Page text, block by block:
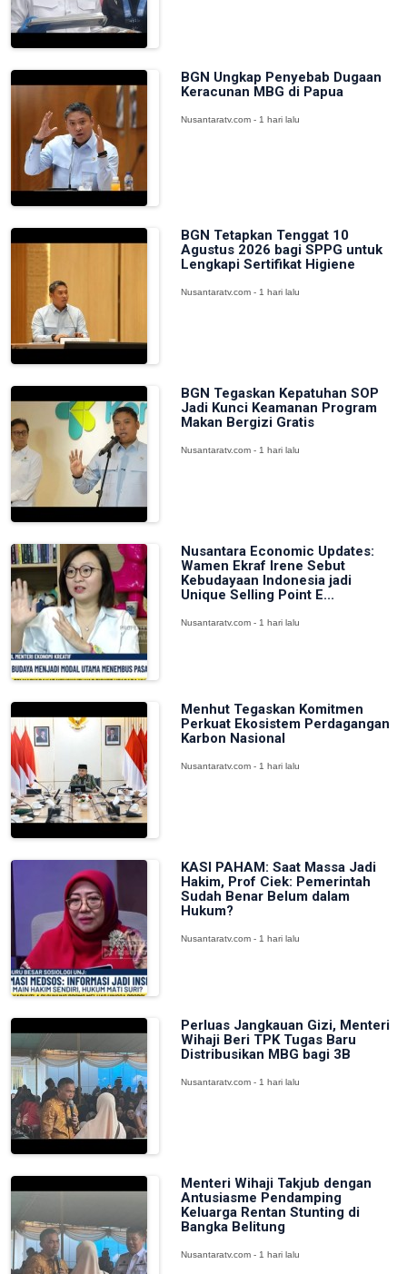
BGN Ungkap Penyebab Dugaan
Keracunan MBG di Papua
Nusantaratv.com - 1 hari lalu
BGN Tetapkan Tenggat 10
Agustus 2026 bagi SPPG untuk
Lengkapi Sertifikat Higiene
Nusantaratv.com - 1 hari lalu
BGN Tegaskan Kepatuhan SOP
Jadi Kunci Keamanan Program
Makan Bergizi Gratis
Nusantaratv.com - 1 hari lalu
Nusantara Economic Updates:
Wamen Ekraf Irene Sebut
Kebudayaan Indonesia jadi
Unique Selling Point E...
Nusantaratv.com - 1 hari lalu
Menhut Tegaskan Komitmen
Perkuat Ekosistem Perdagangan
Karbon Nasional
Nusantaratv.com - 1 hari lalu
KASI PAHAM: Saat Massa Jadi
Hakim, Prof Ciek: Pemerintah
Sudah Benar Belum dalam
Hukum?
Nusantaratv.com - 1 hari lalu
Perluas Jangkauan Gizi, Menteri
Wihaji Beri TPK Tugas Baru
Distribusikan MBG bagi 3B
Nusantaratv.com - 1 hari lalu
Menteri Wihaji Takjub dengan
Antusiasme Pendamping
Keluarga Rentan Stunting di
Bangka Belitung
Nusantaratv.com - 1 hari lalu